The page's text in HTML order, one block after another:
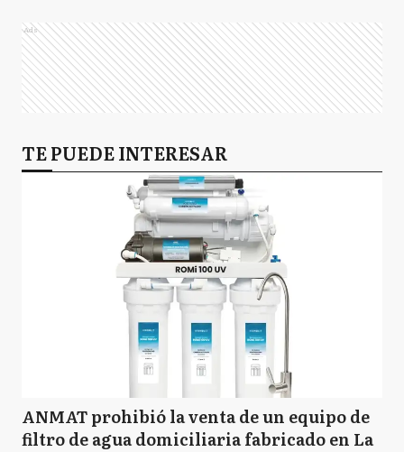
Ads
TE PUEDE INTERESAR
ANMAT prohibió la venta de un equipo de
filtro de agua domiciliaria fabricado en La